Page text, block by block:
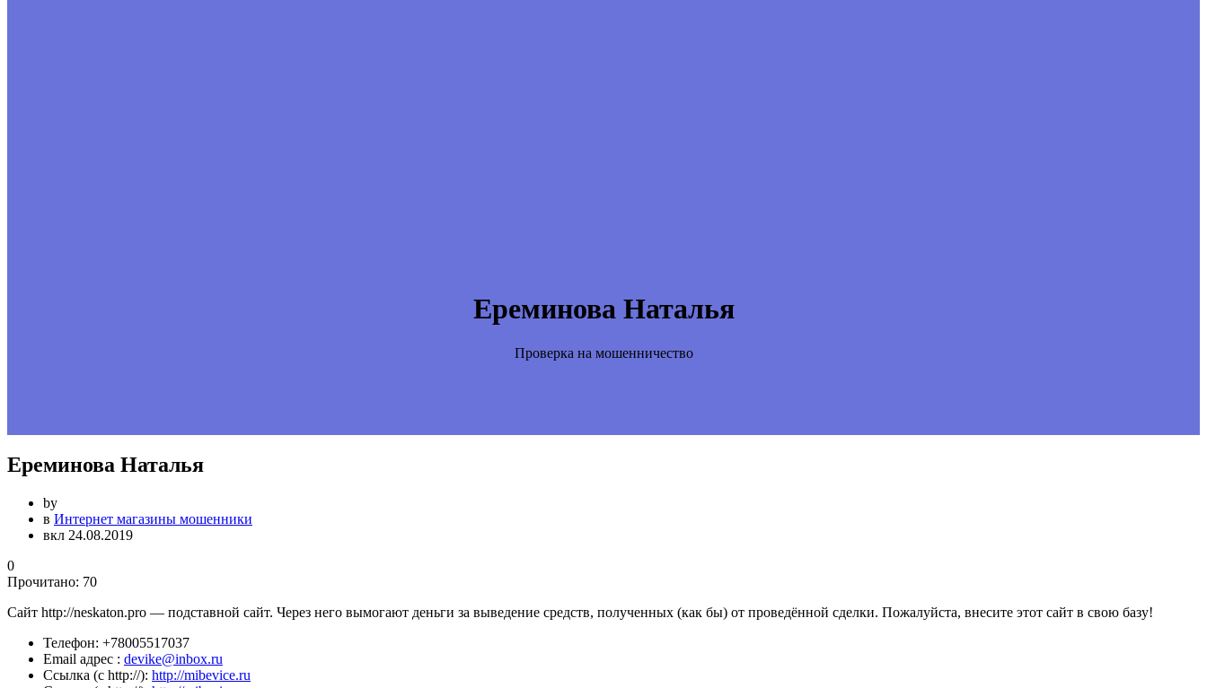
Ереминова Наталья
Проверка на мошенничество
Ереминова Наталья
by
в Интернет магазины мошенники
вкл 24.08.2019
0
Прочитано: 70
Сайт http://neskaton.pro — подставной сайт. Через него вымогают деньги за выведение средств, полученных (как бы) от проведённой сделки. Пожалуйста, внесите этот сайт в свою базу!
Телефон: +78005517037
Email адрес : devike@inbox.ru
Ссылка (с http://): http://mibevice.ru